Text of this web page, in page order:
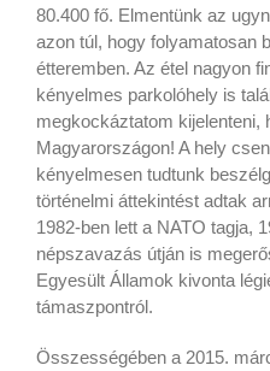
80.400 fő. Elmentünk az
azon túl, hogy folyamatosan
étteremben. Az étel nagyon
kényelmes parkolóhely is
megkockáztatom kijelenteni,
Magyarországon! A hely
kényelmesen tudtunk
történelmi áttekintést adtak
1982-ben lett a NATO tagja,
népszavazás útján is
Egyesült Államok kivonta
támaszpontról.
Összességében a 2015.